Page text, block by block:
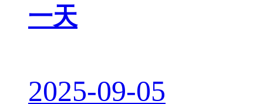
一天
2025-09-05